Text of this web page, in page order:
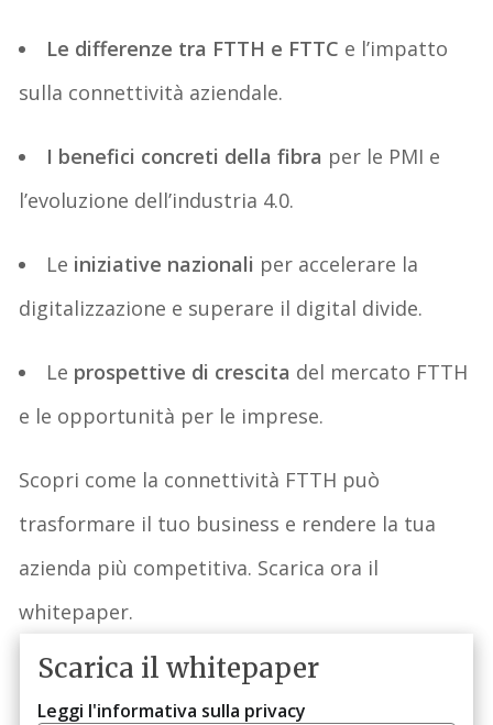
Le differenze tra FTTH e FTTC e l’impatto
sulla connettività aziendale.
I benefici concreti della fibra per le PMI e
l’evoluzione dell’industria 4.0.
Le iniziative nazionali per accelerare la
digitalizzazione e superare il digital divide.
Le prospettive di crescita del mercato FTTH
e le opportunità per le imprese.
Scopri come la connettività FTTH può
trasformare il tuo business e rendere la tua
azienda più competitiva. Scarica ora il
whitepaper.
Scarica il whitepaper
Leggi l'informativa sulla privacy